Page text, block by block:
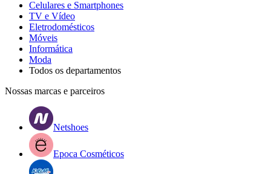
Celulares e Smartphones
TV e Vídeo
Eletrodomésticos
Móveis
Informática
Moda
Todos os departamentos
Nossas marcas e parceiros
Netshoes
Epoca Cosméticos